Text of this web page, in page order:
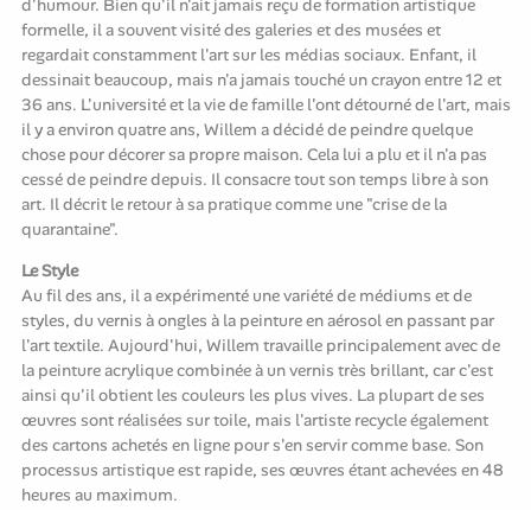
d'humour. Bien qu'il n'ait jamais reçu de formation artistique
formelle, il a souvent visité des galeries et des musées et
regardait constamment l'art sur les médias sociaux. Enfant, il
dessinait beaucoup, mais n'a jamais touché un crayon entre 12 et
36 ans. L'université et la vie de famille l'ont détourné de l'art, mais
il y a environ quatre ans, Willem a décidé de peindre quelque
chose pour décorer sa propre maison. Cela lui a plu et il n'a pas
cessé de peindre depuis. Il consacre tout son temps libre à son
art. Il décrit le retour à sa pratique comme une "crise de la
quarantaine".
Le Style
Au fil des ans, il a expérimenté une variété de médiums et de
styles, du vernis à ongles à la peinture en aérosol en passant par
l'art textile. Aujourd'hui, Willem travaille principalement avec de
la peinture acrylique combinée à un vernis très brillant, car c'est
ainsi qu'il obtient les couleurs les plus vives. La plupart de ses
œuvres sont réalisées sur toile, mais l'artiste recycle également
des cartons achetés en ligne pour s'en servir comme base. Son
processus artistique est rapide, ses œuvres étant achevées en 48
heures au maximum.